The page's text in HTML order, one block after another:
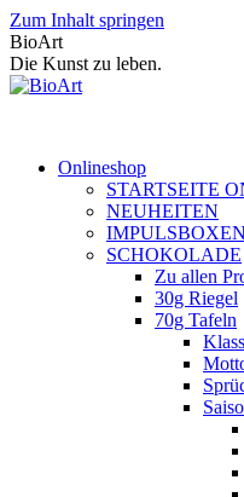
Zum Inhalt springen
BioArt
Die Kunst zu leben.
Onlineshop
STARTSEITE
NEUHEITEN
IMPULSBOXEN
SCHOKOLADE
Zu allen
30g Riegel
70g Tafeln